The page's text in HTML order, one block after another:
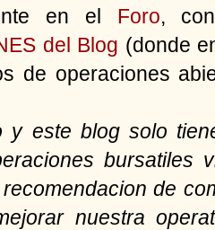
en el Foro,
del Blog (donde
de operaciones
y este blog solo
bursatiles
de
nuestra